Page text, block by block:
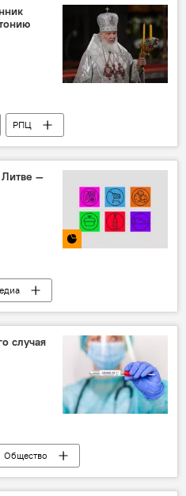
РПЦ
церковь
—
продукты питания
случая
Общество
других странах